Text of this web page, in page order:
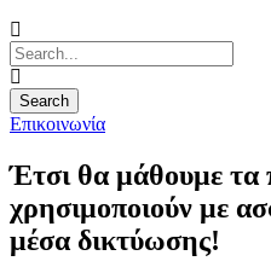
Επικοινωνία
Έτσι θα μάθουμε τα
χρησιμοποιούν με
μέσα δικτύωσης!